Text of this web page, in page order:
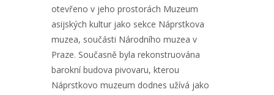
otevřeno v jeho prostorách Muzeum
asijských kultur jako sekce Náprstkova
muzea, součásti Národního muzea v
Praze. Současně byla rekonstruována
barokní budova pivovaru, kterou
Náprstkovo muzeum dodnes užívá jako